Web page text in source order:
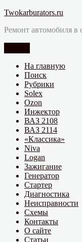
Перейти
содержимому
Twokarburators.ru
Ремонт автомобиля в
На главную
Поиск
Рубрики
Solex
Ozon
Инжектор
ВАЗ 2108
ВАЗ 2114
«Классика»
Niva
Logan
Зажигание
Генератор
Стартер
Диагностика
Неисправности
Схемы
Контакты
О сайте
Статьи